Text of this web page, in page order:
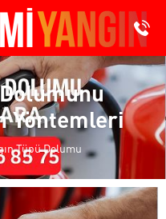
Yöntemleri
Tüpü Dolumu